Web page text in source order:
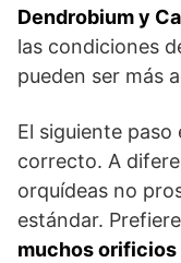
Dendrobium y
las condiciones
pueden ser más
El siguiente
correcto. A
orquídeas no
estándar.
muchos orificios